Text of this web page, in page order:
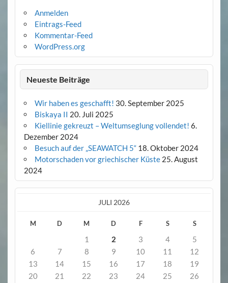
Anmelden
Eintrags-Feed
Kommentar-Feed
WordPress.org
Neueste Beiträge
Wir haben es geschafft! 30. September 2025
Biskaya II 20. Juli 2025
Kiellinie gekreuzt – Weltumseglung vollendet! 6.
Dezember 2024
Besuch auf der „SEAWATCH 5“ 18. Oktober 2024
Motorschaden vor griechischer Küste 25. August
2024
JULI 2026
M D M D F S S
1 2 3 4
5
6
7 8 9 10 11
12
13
14 15 16 17 18
19
20
21 22 23 24 25
26